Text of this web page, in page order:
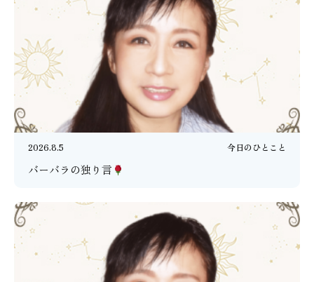
2026.8.5 今日のひとこと
バーバラの独り言